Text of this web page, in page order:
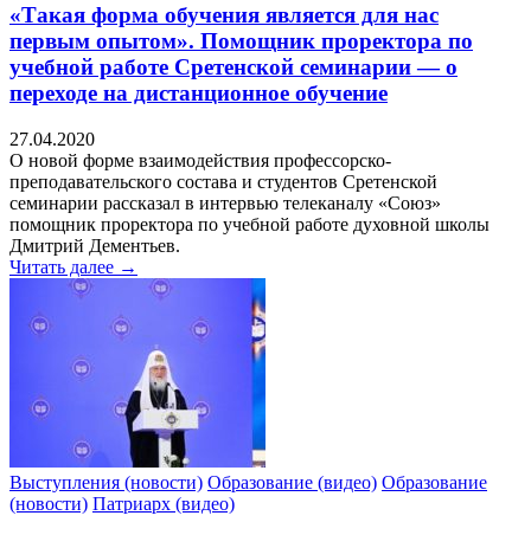
«Такая форма обучения является для нас
первым опытом». Помощник проректора по
учебной работе Сретенской семинарии — о
переходе на дистанционное обучение
27.04.2020
О новой форме взаимодействия профессорско-
преподавательского состава и студентов Сретенской
семинарии рассказал в интервью телеканалу «Союз»
помощник проректора по учебной работе духовной школы
Дмитрий Дементьев.
Читать далее →
Выступления (новости) Образование (видео) Образование
(новости) Патриарх (видео)